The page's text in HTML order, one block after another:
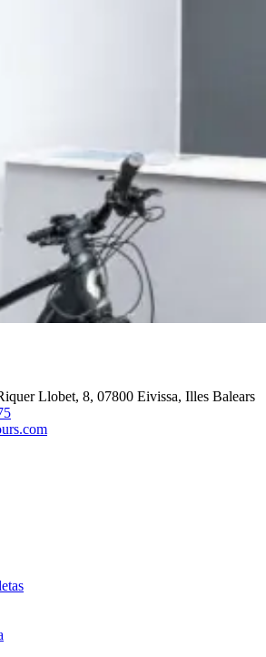
Llobet, 8, 07800 Eivissa, Illes Balears